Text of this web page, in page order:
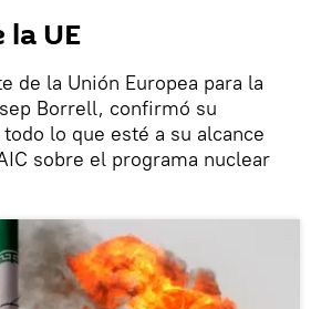
la UE
de la Unión Europea para la
Borrell, confirmó su
lo que esté a su alcance
sobre el programa nuclear